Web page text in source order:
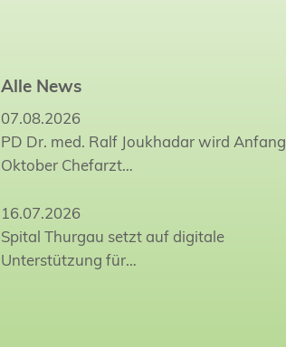
Alle News
07.08.2026
PD Dr. med. Ralf Joukhadar wird Anfang
Oktober Chefarzt…
16.07.2026
Spital Thurgau setzt auf digitale
Unterstützung für…